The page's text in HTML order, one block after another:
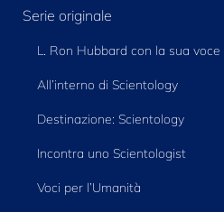
Serie originale
L. Ron Hubbard con la sua voce
All’interno di Scientology
Destinazione: Scientology
Incontra uno Scientologist
Voci per l’Umanità